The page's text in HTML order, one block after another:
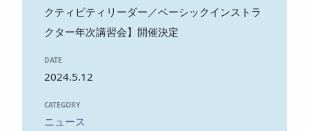
クティビティリーダー／ベーシックインストラ
クター年次講習会】開催決定
DATE
2024.5.12
CATEGORY
ニュース